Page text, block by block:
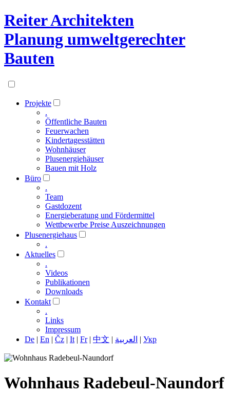
Reiter Architekten
Planung umweltgerechter
Bauten
Projekte
.
Öffentliche Bauten
Feuerwachen
Kindertagesstätten
Wohnhäuser
Plusenergiehäuser
Bauen mit Holz
Büro
.
Team
Gastdozent
Energieberatung und Fördermittel
Wettbewerbe Preise Auszeichnungen
Plusenergiehaus
.
Aktuelles
.
Videos
Publikationen
Downloads
Kontakt
.
Links
Impressum
De | En | Čz | It | Fr| 中文 | العربية | Укр
Wohnhaus Radebeul-Naundorf